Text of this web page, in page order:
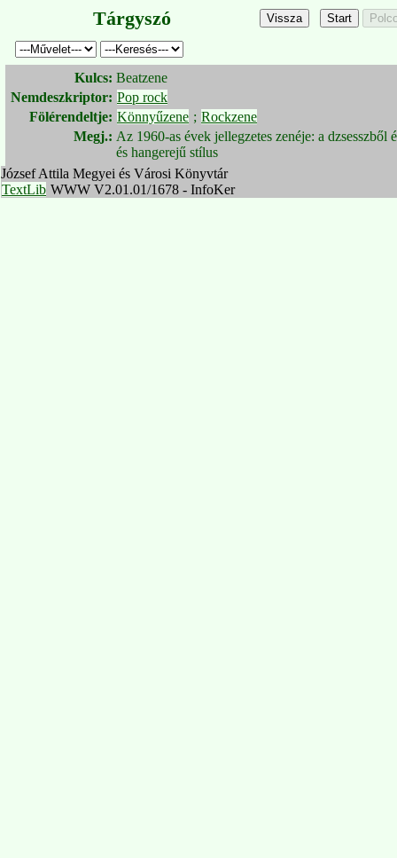
Tárgyszó
Kulcs: Beatzene
Nemdeszkriptor: Pop rock
Fölérendeltje: Könnyűzene ; Rockzene
Megj.: Az 1960-as évek jellegzetes zenéje: a
és hangerejű stílus
József Attila Megyei és Városi Könyvtár
TextLib WWW V2.01.01/1678 - InfoKer